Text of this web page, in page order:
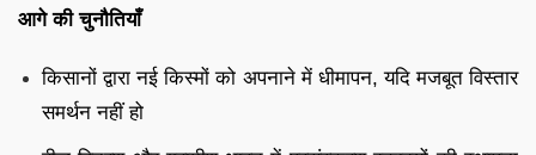
आगे की चुनौतियाँ
किसानों द्वारा नई किस्मों को अपनाने में धीमापन, यदि मजबूत विस्तार
समर्थन नहीं हो